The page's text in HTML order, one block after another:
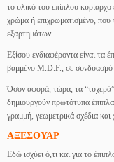
το υλικό του επίπλου
χρώμα ή επιχρωματισμένο, που
εξαρτημάτων.
Εξίσου ενδιαφέροντα είναι τα
βαμμένο M.D.F., σε συνδυασμό
Όσον αφορά, τώρα, τα “τυχερά”
δημιουργούν πρωτότυπα
γραμμή, γεωμετρικά σχέδια
ΑΞΕΣΟΥΑΡ
Εδώ ισχύει ό,τι και για το